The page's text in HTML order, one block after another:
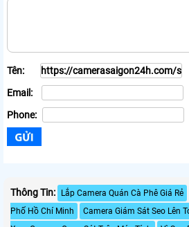
Tên:
Email:
Phone:
Thông Tin: Lắp Camera Quán Cà Phê Giá Rẻ
Phố Hồ Chí Minh
Camera Giám Sát Seo Lên